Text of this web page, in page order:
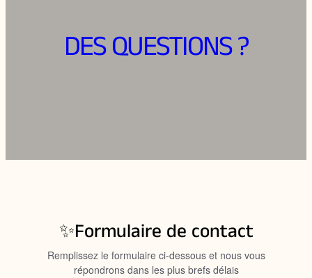
DES QUESTIONS ?
✨Formulaire de contact
Remplissez le formulaire ci-dessous et nous vous
répondrons dans les plus brefs délais